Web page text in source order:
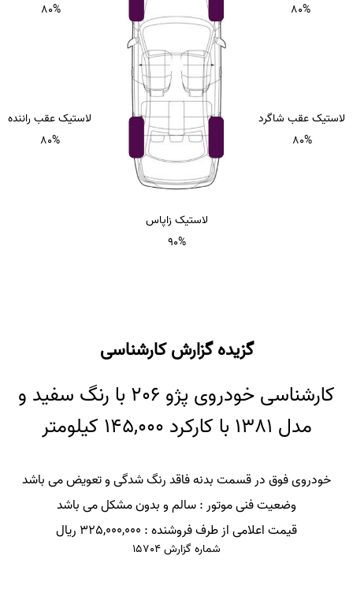
80%
لاستیک عقب راننده
80%
80%
لاستیک عقب شاگرد
80%
لاستیک زاپاس
90%
گزیده گزارش کارشناسی
کارشناسی خودروی پژو 206 با رنگ سفید و
مدل 1381 با کارکرد 145,000 کیلومتر
خودروی فوق در قسمت بدنه فاقد رنگ شدگی و تعویض می باشد
وضعیت فنی موتور : سالم و بدون مشکل می باشد
قیمت اعلامی از طرف فروشنده : 325,000,000 ریال
شماره گزارش 15704